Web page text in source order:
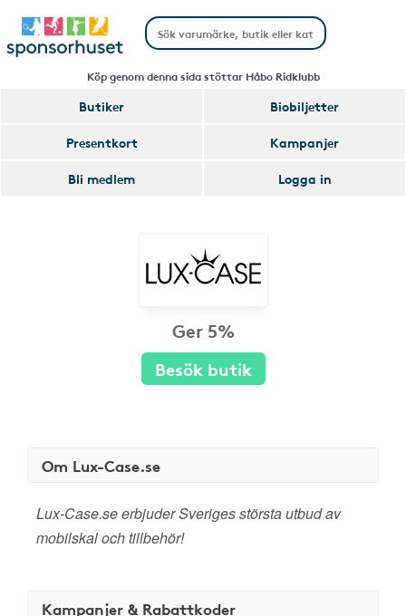
Köp genom denna sida stöttar Håbo Ridklubb
Butiker
Biobiljetter
Presentkort
Kampanjer
Bli medlem
Logga in
Ger 5%
Besök butik
Om Lux-Case.se
Lux-Case.se erbjuder Sveriges största utbud av
mobilskal och tillbehör!
Kampanjer & Rabattkoder